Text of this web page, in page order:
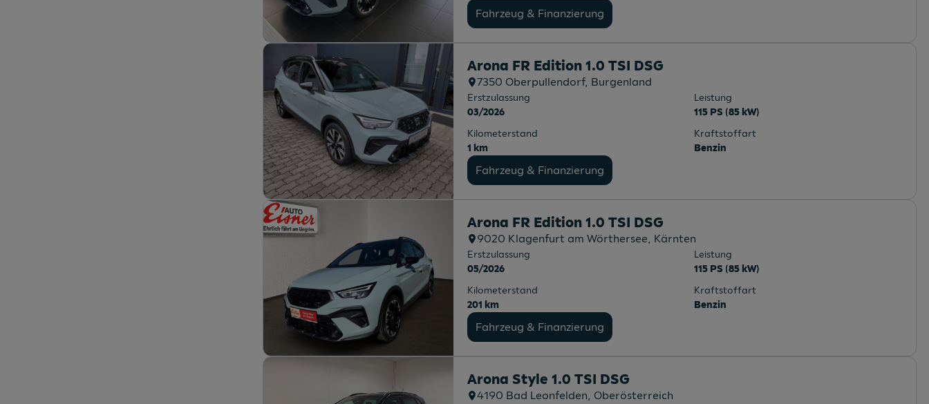
Fahrzeug & Finanzierung
Arona FR Edition 1.0 TSI DSG
7350 Oberpullendorf, Burgenland
Erstzulassung
03/2026
Leistung
115 PS (85 kW)
Kilometerstand
1 km
Kraftstoffart
Benzin
Fahrzeug & Finanzierung
Arona FR Edition 1.0 TSI DSG
9020 Klagenfurt am Wörthersee, Kärnten
Erstzulassung
05/2026
Leistung
115 PS (85 kW)
Kilometerstand
201 km
Kraftstoffart
Benzin
Fahrzeug & Finanzierung
Arona Style 1.0 TSI DSG
4190 Bad Leonfelden, Oberösterreich